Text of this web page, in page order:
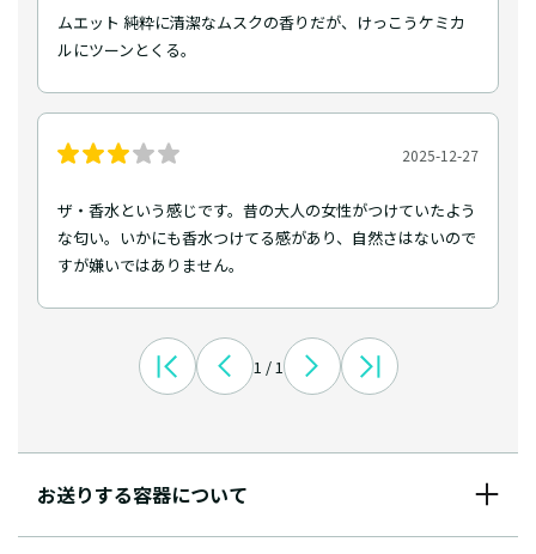
ムエット 純粋に清潔なムスクの香りだが、けっこうケミカ
ルにツーンとくる。
2025-12-27
ザ・香水という感じです。昔の大人の女性がつけていたよう
な匂い。いかにも香水つけてる感があり、自然さはないので
すが嫌いではありません。
1 / 1
お送りする容器について